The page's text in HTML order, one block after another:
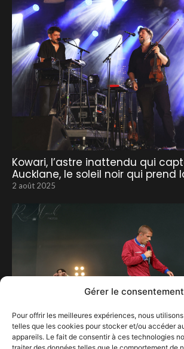
Gérer le consentement
Pour offrir les meilleures expériences, nous
telles que les cookies pour stocker et/ou accéder
appareils. Le fait de consentir à ces technologies
Kowari, l’astre inattendu qui
Aucklane, le soleil noir qui prend
2 août 2025